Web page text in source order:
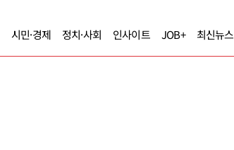
시민·경제 정치·사회 인사이트 JOB+ 최신뉴스